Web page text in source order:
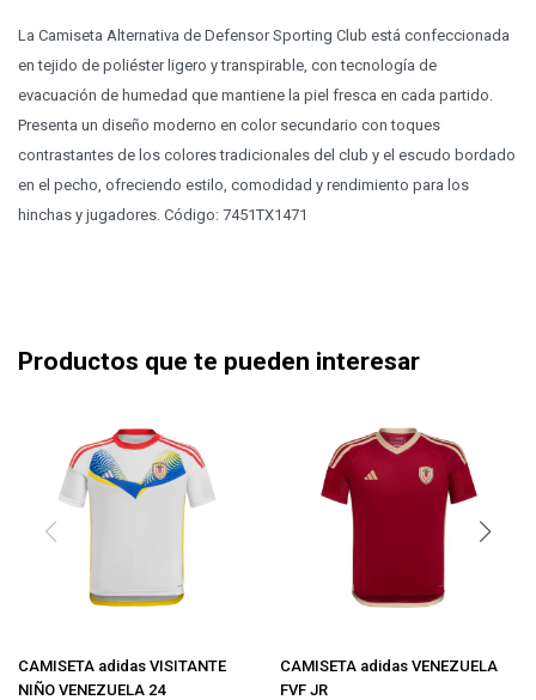
La Camiseta Alternativa de Defensor Sporting Club está confeccionada
en tejido de poliéster ligero y transpirable, con tecnología de
evacuación de humedad que mantiene la piel fresca en cada partido.
Presenta un diseño moderno en color secundario con toques
contrastantes de los colores tradicionales del club y el escudo bordado
en el pecho, ofreciendo estilo, comodidad y rendimiento para los
hinchas y jugadores. Código: 7451TX1471
Productos que te pueden interesar
CAMISETA adidas VISITANTE
NIÑO VENEZUELA 24
CAMISETA adidas VENEZUELA
FVF JR